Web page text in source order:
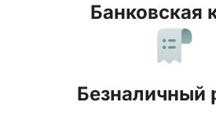
Банковская
Безналичный